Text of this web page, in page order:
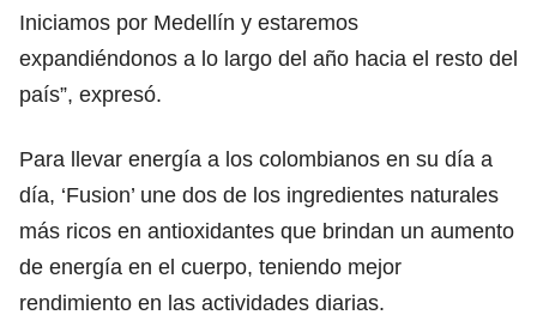
Iniciamos por Medellín y estaremos
expandiéndonos a lo largo del año hacia el resto del
país”, expresó.
Para llevar energía a los colombianos en su día a
día, ‘Fusion’ une dos de los ingredientes naturales
más ricos en antioxidantes que brindan un aumento
de energía en el cuerpo, teniendo mejor
rendimiento en las actividades diarias.